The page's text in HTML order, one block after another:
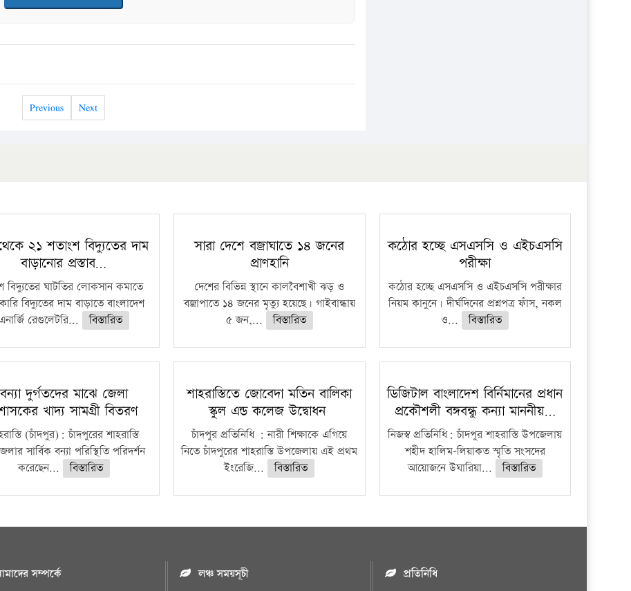
Previous Next
২১ শতাংশ বিদ্যুতের দাম
বাড়ানোর প্রস্তাব…
বিদ্যুতের ঘাটতির লোকসান কমাতে
বিদ্যুতের দাম বাড়াতে বাংলাদেশ
এনার্জি রেগুলেটরি...
বিস্তারিত
সারা দেশে বজ্রাঘাতে ১৪ জনের
প্রাণহানি
দেশের বিভিন্ন স্থানে কালবৈশাখী ঝড় ও
বজ্রাপাতে ১৪ জনের মৃত্যু হয়েছে। গাইবান্ধায়
৫ জন,...
বিস্তারিত
কঠোর হচ্ছে এসএসসি ও এইচএসসি
পরীক্ষা
কঠোর হচ্ছে এসএসসি ও এইচএসসি পরীক্ষার
নিয়ম কানুনে। দীর্ঘদিনের প্রশ্নপত্র ফাঁস, নকল
ও...
বিস্তারিত
বন্যা দুর্গতদের মাঝে জেলা
খাদ্য সামগ্রী বিতরণ
(চাঁদপুর): চাঁদপুরের শাহরাস্তি
সার্বিক বন্যা পরিস্থিতি পরিদর্শন
করেছেন...
বিস্তারিত
শাহরাস্তিতে জোবেদা মতিন বালিকা
স্কুল এন্ড কলেজ উদ্বোধন
চাঁদপুর প্রতিনিধি : নারী শিক্ষাকে এগিয়ে
নিতে চাঁদপুরের শাহরাস্তি উপজেলায় এই প্রথম
ইংরেজি...
বিস্তারিত
ডিজিটাল বাংলাদেশ বির্নিমানের প্রধান
প্রকৌশলী বঙ্গবন্ধু কন্যা মাননীয়…
নিজস্ব প্রতিনিধি: চাঁদপুর শাহরাস্তি উপজেলায়
শহীদ হালিম-লিয়াকত স্মৃতি সংসদের
আয়োজনে উঘারিয়া...
বিস্তারিত
সম্পর্কে লঞ্চ সময়সূচী প্রতিনিধি